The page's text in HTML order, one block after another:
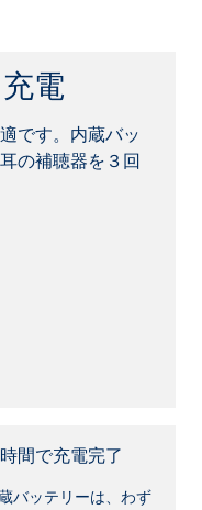
電
です。内蔵バッ
の補聴器を３回
間で充電完了
バッテリーは、わず